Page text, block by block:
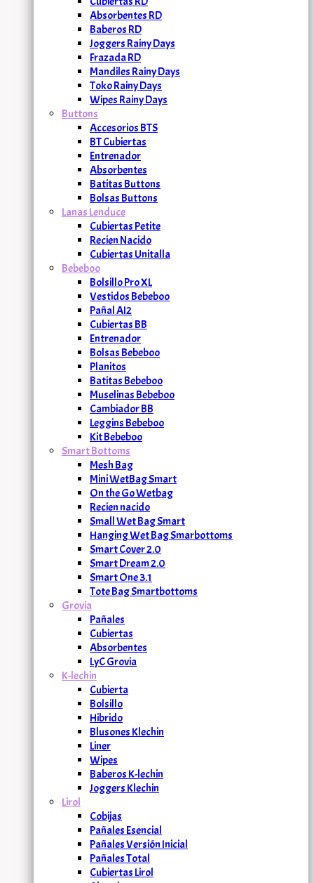
Absorbentes RD
Baberos RD
Joggers Rainy Days
Frazada RD
Mandiles Rainy Days
Toko Rainy Days
Wipes Rainy Days
Buttons
Accesorios BTS
BT Cubiertas
Entrenador
Absorbentes
Batitas Buttons
Bolsas Buttons
Lanas Lenduce
Cubiertas Petite
Recien Nacido
Cubiertas Unitalla
Bebeboo
Bolsillo Pro XL
Vestidos Bebeboo
Pañal AI2
Cubiertas BB
Entrenador
Bolsas Bebeboo
Planitos
Batitas Bebeboo
Muselinas Bebeboo
Cambiador BB
Leggins Bebeboo
Kit Bebeboo
Smart Bottoms
Mesh Bag
Mini WetBag Smart
On the Go Wetbag
Recien nacido
Small Wet Bag Smart
Hanging Wet Bag Smarbottoms
Smart Cover 2.0
Smart Dream 2.0
Smart One 3.1
Tote Bag Smartbottoms
Grovia
Pañales
Cubiertas
Absorbentes
LyC Grovia
K-lechin
Cubierta
Bolsillo
Hibrido
Blusones Klechin
Liner
Wipes
Baberos K-lechin
Joggers Klechin
Lirol
Cobijas
Pañales Esencial
Pañales Versión Inicial
Pañales Total
Cubiertas Lirol